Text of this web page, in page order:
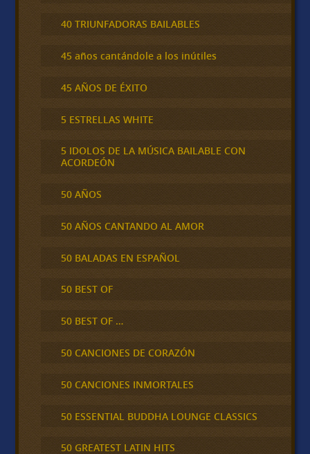
40 TRIUNFADORAS BAILABLES
45 años cantándole a los inútiles
45 AÑOS DE ÉXITO
5 ESTRELLAS WHITE
5 IDOLOS DE LA MÚSICA BAILABLE CON
ACORDEÓN
50 AÑOS
50 AÑOS CANTANDO AL AMOR
50 BALADAS EN ESPAÑOL
50 BEST OF
50 BEST OF …
50 CANCIONES DE CORAZÓN
50 CANCIONES INMORTALES
50 ESSENTIAL BUDDHA LOUNGE CLASSICS
50 GREATEST LATIN HITS